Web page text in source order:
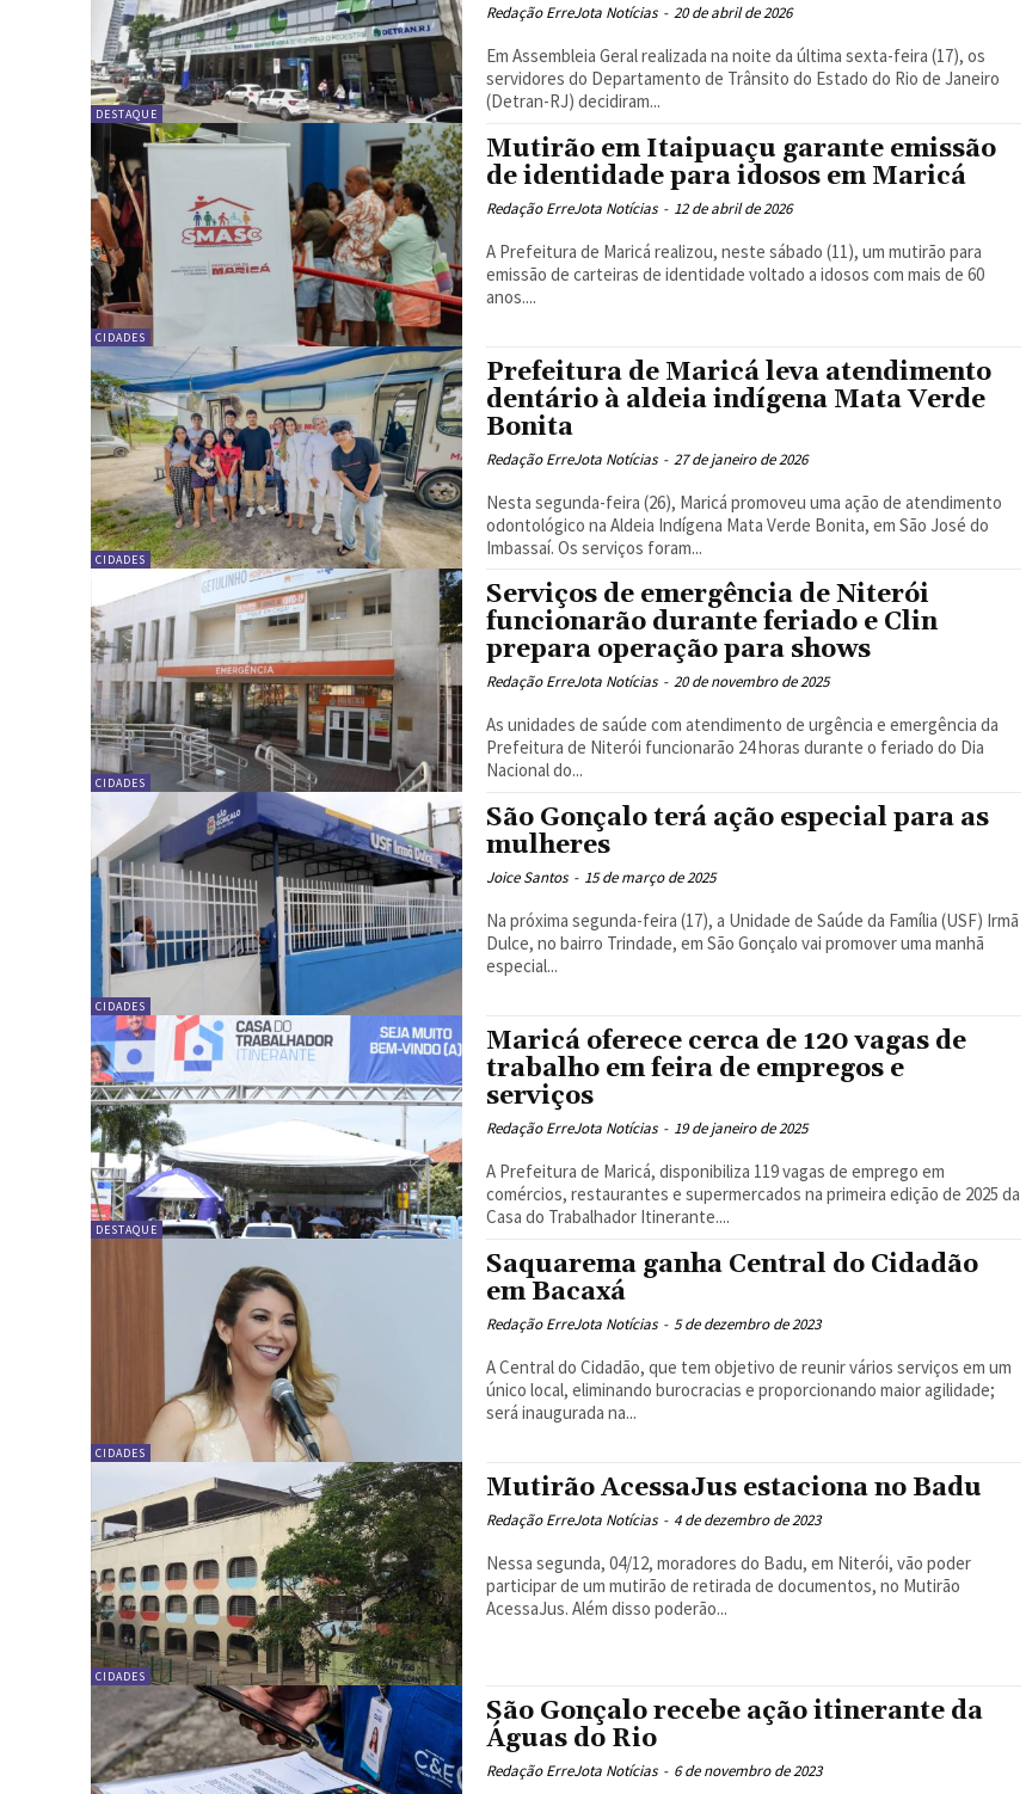
DESTAQUE
Redação ErreJota Notícias - 20 de abril de 2026
Em Assembleia Geral realizada na noite da última sexta-feira (17), os
servidores do Departamento de Trânsito do Estado do Rio de Janeiro
(Detran-RJ) decidiram...
CIDADES
Mutirão em Itaipuaçu garante emissão
de identidade para idosos em Maricá
Redação ErreJota Notícias - 12 de abril de 2026
A Prefeitura de Maricá realizou, neste sábado (11), um mutirão para
emissão de carteiras de identidade voltado a idosos com mais de 60
anos....
CIDADES
Prefeitura de Maricá leva atendimento
dentário à aldeia indígena Mata Verde
Bonita
Redação ErreJota Notícias - 27 de janeiro de 2026
Nesta segunda-feira (26), Maricá promoveu uma ação de atendimento
odontológico na Aldeia Indígena Mata Verde Bonita, em São José do
Imbassaí. Os serviços foram...
CIDADES
Serviços de emergência de Niterói
funcionarão durante feriado e Clin
prepara operação para shows
Redação ErreJota Notícias - 20 de novembro de 2025
As unidades de saúde com atendimento de urgência e emergência da
Prefeitura de Niterói funcionarão 24 horas durante o feriado do Dia
Nacional do...
CIDADES
São Gonçalo terá ação especial para as
mulheres
Joice Santos - 15 de março de 2025
Na próxima segunda-feira (17), a Unidade de Saúde da Família (USF) Irmã
Dulce, no bairro Trindade, em São Gonçalo vai promover uma manhã
especial...
DESTAQUE
Maricá oferece cerca de 120 vagas de
trabalho em feira de empregos e
serviços
Redação ErreJota Notícias - 19 de janeiro de 2025
A Prefeitura de Maricá, disponibiliza 119 vagas de emprego em
comércios, restaurantes e supermercados na primeira edição de 2025 da
Casa do Trabalhador Itinerante....
CIDADES
Saquarema ganha Central do Cidadão
em Bacaxá
Redação ErreJota Notícias - 5 de dezembro de 2023
A Central do Cidadão, que tem objetivo de reunir vários serviços em um
único local, eliminando burocracias e proporcionando maior agilidade;
será inaugurada na...
CIDADES
Mutirão AcessaJus estaciona no Badu
Redação ErreJota Notícias - 4 de dezembro de 2023
Nessa segunda, 04/12, moradores do Badu, em Niterói, vão poder
participar de um mutirão de retirada de documentos, no Mutirão
AcessaJus. Além disso poderão...
São Gonçalo recebe ação itinerante da
Águas do Rio
Redação ErreJota Notícias - 6 de novembro de 2023